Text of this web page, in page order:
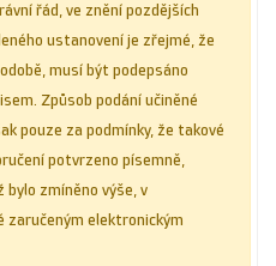
řád, ve znění pozdějších
ustanovení je zřejmé, že
musí být podepsáno
Způsob podání učiněné
pouze za podmínky, že takové
potvrzeno písemně,
bylo zmíněno výše, v
zaručeným elektronickým